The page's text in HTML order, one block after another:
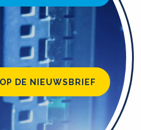
DE NIEUWSBRIEF